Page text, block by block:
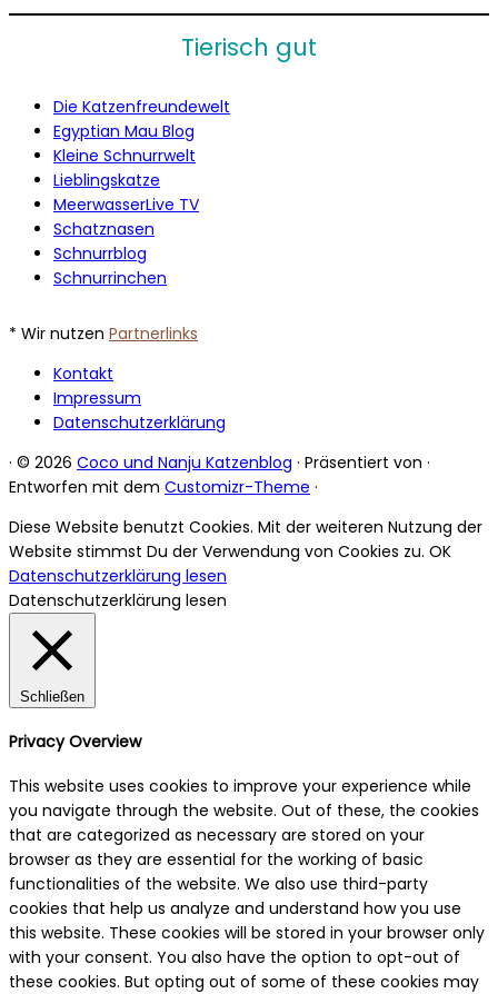
Tierisch gut
Die Katzenfreundewelt
Egyptian Mau Blog
Kleine Schnurrwelt
Lieblingskatze
MeerwasserLive TV
Schatznasen
Schnurrblog
Schnurrinchen
* Wir nutzen Partnerlinks
Kontakt
Impressum
Datenschutzerklärung
· © 2026 Coco und Nanju Katzenblog · Präsentiert von ·
Entworfen mit dem Customizr-Theme ·
Diese Website benutzt Cookies. Mit der weiteren Nutzung der
Website stimmst Du der Verwendung von Cookies zu. OK
Datenschutzerklärung lesen
Datenschutzerklärung lesen
Schließen
Privacy Overview
This website uses cookies to improve your experience while
you navigate through the website. Out of these, the cookies
that are categorized as necessary are stored on your
browser as they are essential for the working of basic
functionalities of the website. We also use third-party
cookies that help us analyze and understand how you use
this website. These cookies will be stored in your browser only
with your consent. You also have the option to opt-out of
these cookies. But opting out of some of these cookies may